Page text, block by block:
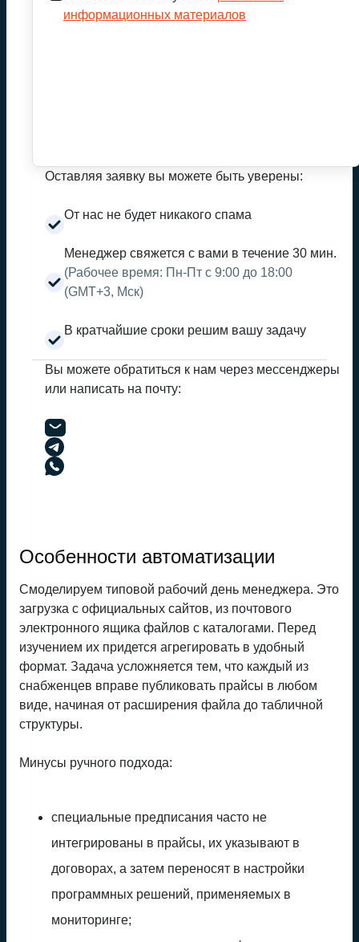
информационных материалов
Оставляя заявку вы можете быть уверены:
От нас не будет никакого спама
Менеджер свяжется с вами в течение 30 мин.
(Рабочее время: Пн-Пт с 9:00 до 18:00
(GMT+3, Мск)
В кратчайшие сроки решим вашу задачу
Вы можете обратиться к нам через мессенджеры
или написать на почту:
Особенности автоматизации
Смоделируем типовой рабочий день менеджера. Это
загрузка с официальных сайтов, из почтового
электронного ящика файлов с каталогами. Перед
изучением их придется агрегировать в удобный
формат. Задача усложняется тем, что каждый из
снабженцев вправе публиковать прайсы в любом
виде, начиная от расширения файла до табличной
структуры.
Минусы ручного подхода:
специальные предписания часто не
интегрированы в прайсы, их указывают в
договорах, а затем переносят в настройки
программных решений, применяемых в
мониторинге;